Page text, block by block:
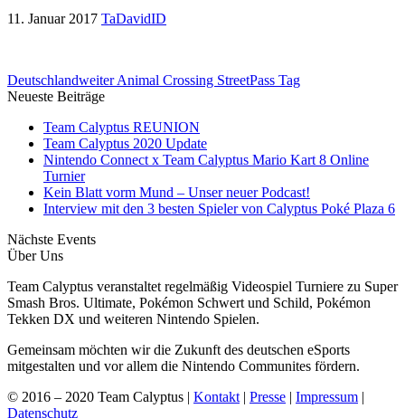
11. Januar 2017 TaDavidID
Deutschlandweiter Animal Crossing StreetPass Tag
Neueste Beiträge
Team Calyptus REUNION
Team Calyptus 2020 Update
Nintendo Connect x Team Calyptus Mario Kart 8 Online
Turnier
Kein Blatt vorm Mund – Unser neuer Podcast!
Interview mit den 3 besten Spieler von Calyptus Poké Plaza 6
Nächste Events
Über Uns
Team Calyptus veranstaltet regelmäßig Videospiel Turniere zu Super
Smash Bros. Ultimate, Pokémon Schwert und Schild, Pokémon
Tekken DX und weiteren Nintendo Spielen.
Gemeinsam möchten wir die Zukunft des deutschen eSports
mitgestalten und vor allem die Nintendo Communites fördern.
© 2016 – 2020 Team Calyptus | Kontakt | Presse | Impressum |
Datenschutz